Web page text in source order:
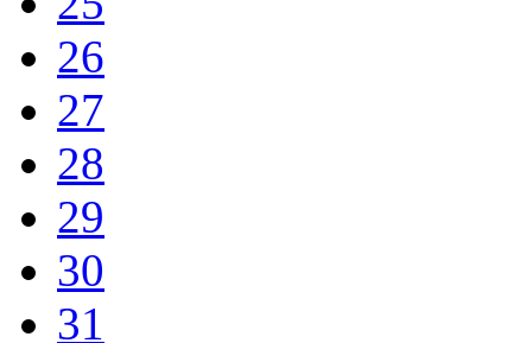
26
27
28
29
30
31